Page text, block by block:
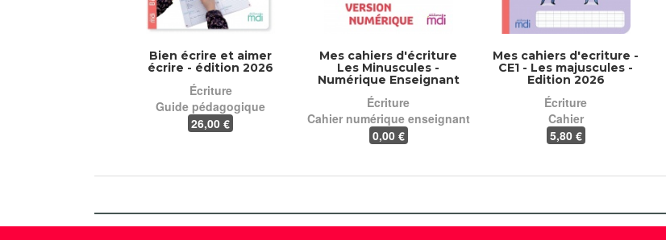
Bien écrire et aimer
écrire - édition 2026
Écriture
Guide pédagogique
26,00 €
Mes cahiers d'écriture
Les Minuscules -
Numérique Enseignant
Écriture
Cahier numérique enseignant
0,00 €
Mes cahiers d'ecriture -
CE1 - Les majuscules -
Edition 2026
Écriture
Cahier
5,80 €